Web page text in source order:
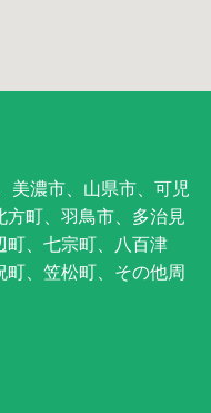
美濃市、山県市、可児
町、羽鳥市、多治見
、七宗町、八百津
、笠松町、その他周